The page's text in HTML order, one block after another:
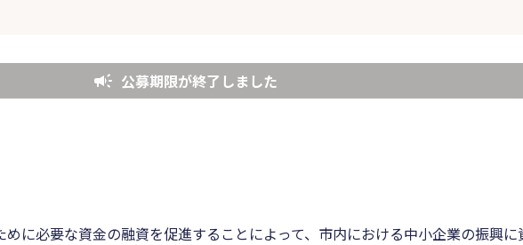
公募期限が終了しました
に必要な資金の融資を促進することによって、市内における中小企業の振興に